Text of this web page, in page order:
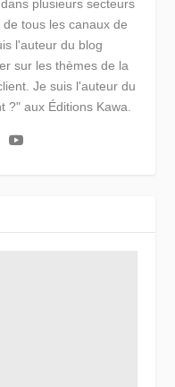
plusieurs secteurs
tous les canaux de
l'auteur du blog
sur les thèmes de la
Je suis l'auteur du
?" aux Éditions Kawa.